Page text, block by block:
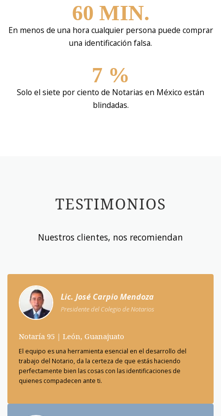
60 MIN.
En menos de una hora cualquier persona puede comprar
una identificación falsa.
7 %
Solo el siete por ciento de Notarias en México están
blindadas.
TESTIMONIOS
Nuestros clientes, nos recomiendan
Lic. José Carpio Mendoza
Presidente del Colegio de Notarios
Notaría 95 | León, Guanajuato
El equipo es una herramienta esencial en el desarrollo del
trabajo del Notario, da la certeza de que estás haciendo
perfectamente bien las cosas con las identificaciones de
quienes compadecen ante ti.